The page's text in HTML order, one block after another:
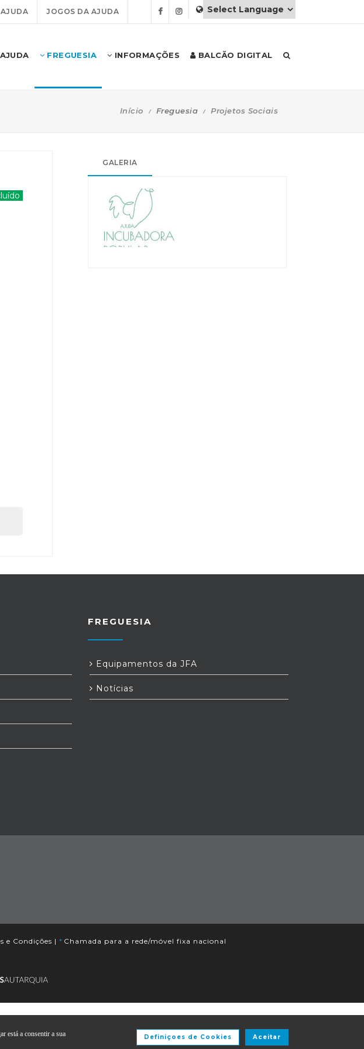
JOGOS DA AJUDA
AJUDA FREGUESIA INFORMAÇÕES BALCÃO DIGITAL
Início Freguesia Projetos Sociais
GALERIA
FREGUESIA
Equipamentos da JFA
Notícias
e Condições | * Chamada para a rede/móvel fixa nacional
está a consentir a sua
Aceitar
Definiçoes de Cookies